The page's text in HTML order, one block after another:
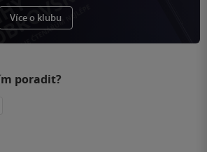
Více o klubu
poradit?